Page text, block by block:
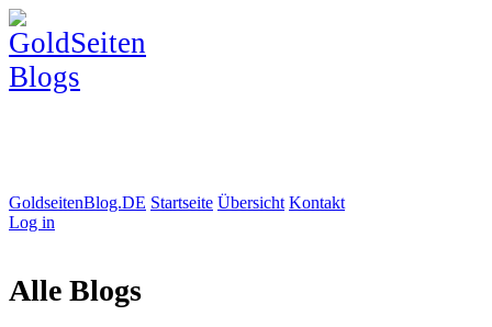
GoldseitenBlog.DE Startseite Übersicht Kontakt
Log in
Alle Blogs